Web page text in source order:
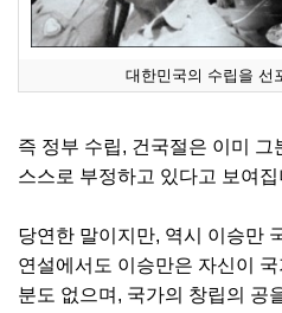
대한민국의 수립을 선
즉 정부 수립, 건국절은 이미
스스로 부정하고 있다고 보여집
당연한 말이지만, 역시 이승만
연설에서도 이승만은 자신이
분도 없으며, 국가의 창립의 공